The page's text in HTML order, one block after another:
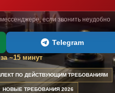
если звонить неудобно
Telegram
~15 минут
ПО ДЕЙСТВУЮЩИМ ТРЕБОВАНИЯМ
НОВЫЕ ТРЕБОВАНИЯ 2026